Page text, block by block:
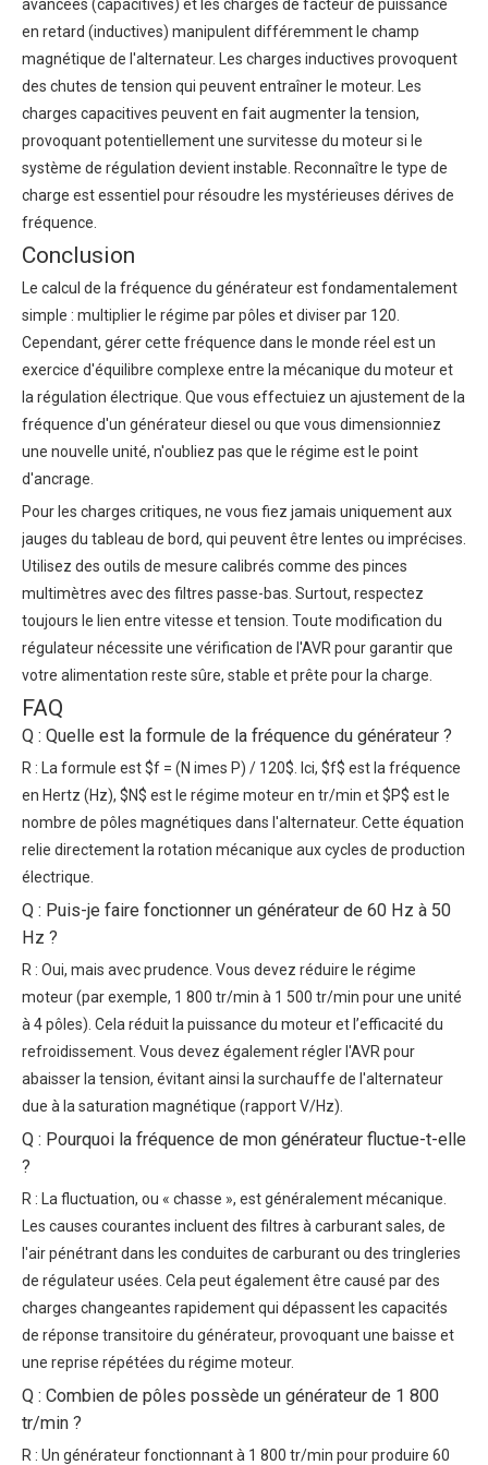
avancées (capacitives) et les charges de facteur de puissance
en retard (inductives) manipulent différemment le champ
magnétique de l'alternateur. Les charges inductives provoquent
des chutes de tension qui peuvent entraîner le moteur. Les
charges capacitives peuvent en fait augmenter la tension,
provoquant potentiellement une survitesse du moteur si le
système de régulation devient instable. Reconnaître le type de
charge est essentiel pour résoudre les mystérieuses dérives de
fréquence.
Conclusion
Le calcul de la fréquence du générateur est fondamentalement
simple : multiplier le régime par pôles et diviser par 120.
Cependant, gérer cette fréquence dans le monde réel est un
exercice d'équilibre complexe entre la mécanique du moteur et
la régulation électrique. Que vous effectuiez un ajustement de la
fréquence d'un générateur diesel ou que vous dimensionniez
une nouvelle unité, n'oubliez pas que le régime est le point
d'ancrage.
Pour les charges critiques, ne vous fiez jamais uniquement aux
jauges du tableau de bord, qui peuvent être lentes ou imprécises.
Utilisez des outils de mesure calibrés comme des pinces
multimètres avec des filtres passe-bas. Surtout, respectez
toujours le lien entre vitesse et tension. Toute modification du
régulateur nécessite une vérification de l'AVR pour garantir que
votre alimentation reste sûre, stable et prête pour la charge.
FAQ
Q : Quelle est la formule de la fréquence du générateur ?
R : La formule est $f = (N imes P) / 120$. Ici, $f$ est la fréquence
en Hertz (Hz), $N$ est le régime moteur en tr/min et $P$ est le
nombre de pôles magnétiques dans l'alternateur. Cette équation
relie directement la rotation mécanique aux cycles de production
électrique.
Q : Puis-je faire fonctionner un générateur de 60 Hz à 50
Hz ?
R : Oui, mais avec prudence. Vous devez réduire le régime
moteur (par exemple, 1 800 tr/min à 1 500 tr/min pour une unité
à 4 pôles). Cela réduit la puissance du moteur et l’efficacité du
refroidissement. Vous devez également régler l'AVR pour
abaisser la tension, évitant ainsi la surchauffe de l'alternateur
due à la saturation magnétique (rapport V/Hz).
Q : Pourquoi la fréquence de mon générateur fluctue-t-elle
?
R : La fluctuation, ou « chasse », est généralement mécanique.
Les causes courantes incluent des filtres à carburant sales, de
l'air pénétrant dans les conduites de carburant ou des tringleries
de régulateur usées. Cela peut également être causé par des
charges changeantes rapidement qui dépassent les capacités
de réponse transitoire du générateur, provoquant une baisse et
une reprise répétées du régime moteur.
Q : Combien de pôles possède un générateur de 1 800
tr/min ?
R : Un générateur fonctionnant à 1 800 tr/min pour produire 60